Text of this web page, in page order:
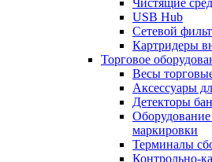
Чистящие
USB Hub
Сетевой
Картридеры
Торговое
Весы
Аксессуары
Детекторы
Оборудование
маркировки
Терминалы
Контрольно-